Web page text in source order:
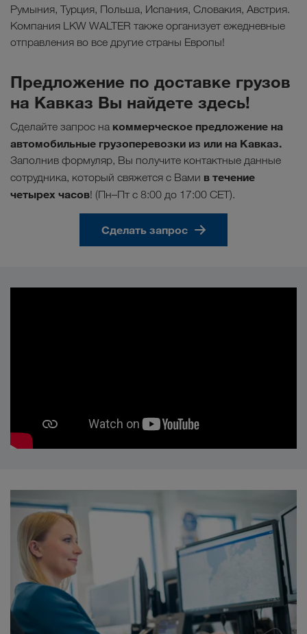
Румыния, Турция, Польша, Испания, Словакия, Австрия.
Компания LKW WALTER также организует ежедневные
отправления во все другие страны Европы!
Предложение по доставке грузов
на Кавказ Вы найдете здесь!
Сделайте запрос на коммерческое предложение на
автомобильные грузоперевозки из или на Кавказ.
Заполнив формуляр, Вы получите контактные данные
сотрудника, который свяжется с Вами в течение
четырех часов! (Пн–Пт с 8:00 до 17:00 CET).
Сделать запрос